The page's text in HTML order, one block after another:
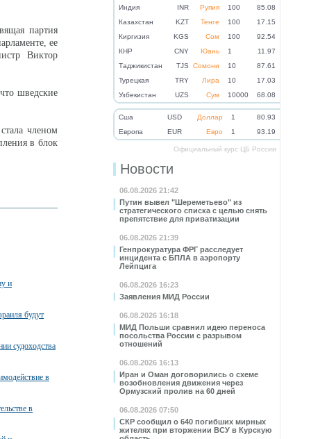
Индия
INR Рупия 100
85.08
Казахстан
KZT Тенге 100
17.15
Киргизия
KGS Сом 100
92.54
КНР
CNY Юань 1
11.97
Таджикистан
TJS Сомони 10
87.61
Турецкая
TRY Лира 10
17.03
Узбекистан
UZS Сум 10000 68.08
Cша USD Доллар 1
80.93
Eвропа
EUR Евро 1 93.19
Официальный курс ЦБ России
Новости
06.08.2026 21:42
Путин вывел "Шереметьево" из
стратегического списка с целью снять
препятствие для приватизации
06.08.2026 21:39
Генпрокуратура ФРГ расследует
инцидента с БПЛА в аэропорту
Лейпцига
06.08.2026 16:23
Заявления МИД России
06.08.2026 16:18
МИД Польши сравнил идею переноса
посольства России с разрывом
отношений
06.08.2026 16:13
Иран и Оман договорились о схеме
возобновления движения через
Ормузский пролив на 60 дней
06.08.2026 07:50
СКР сообщил о 640 погибших мирных
жителях при вторжении ВСУ в Курскую
партия
ее
Виктор
шведские
членом
в блок
и
будут
судоходства
в
в